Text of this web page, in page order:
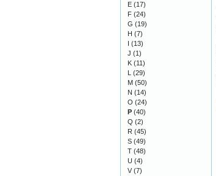
E (17)
F (24)
G (19)
H (7)
I (13)
J (1)
K (11)
L (29)
M (50)
N (14)
O (24)
P (40)
Q (2)
R (45)
S (49)
T (48)
U (4)
V (7)